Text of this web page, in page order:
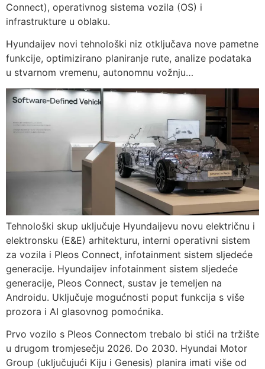
Connect), operativnog sistema vozila (OS) i
infrastrukture u oblaku.
Hyundaijev novi tehnološki niz otključava nove pametne
funkcije, optimizirano planiranje rute, analize podataka
u stvarnom vremenu, autonomnu vožnju…
Tehnološki skup uključuje Hyundaijevu novu električnu i
elektronsku (E&E) arhitekturu, interni operativni sistem
za vozila i Pleos Connect, infotainment sistem sljedeće
generacije. Hyundaijev infotainment sistem sljedeće
generacije, Pleos Connect, sustav je temeljen na
Androidu. Uključuje mogućnosti poput funkcija s više
prozora i AI glasovnog pomoćnika.
Prvo vozilo s Pleos Connectom trebalo bi stići na tržište
u drugom tromjesečju 2026. Do 2030. Hyundai Motor
Group (uključujući Kiju i Genesis) planira imati više od